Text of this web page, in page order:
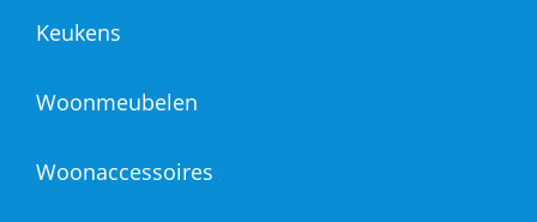
Keukens
Woonmeubelen
Woonaccessoires